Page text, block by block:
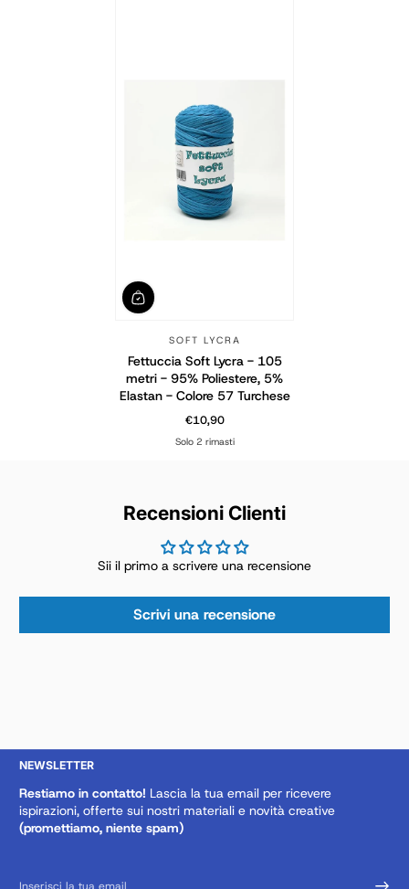
SOFT LYCRA
Fettuccia Soft Lycra - 105
metri - 95% Poliestere, 5%
Elastan - Colore 57 Turchese
Prezzo normale
€10,90
Solo 2 rimasti
Recensioni Clienti
Sii il primo a scrivere una recensione
Scrivi una recensione
NEWSLETTER
Restiamo in contatto! Lascia la tua email per ricevere
ispirazioni, offerte sui nostri materiali e novità creative
(promettiamo, niente spam)